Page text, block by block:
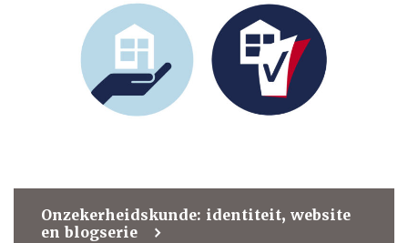
Onzekerheidskunde: identiteit, website
en blogserie